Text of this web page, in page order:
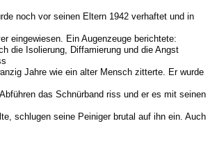
noch vor seinen Eltern 1942 verhaftet und in
eingewiesen. Ein Augenzeuge berichtete:
die Isolierung, Diffamierung und die Angst
Jahre wie ein alter Mensch zitterte. Er wurde
das Schnürband riss und er es mit seinen
schlugen seine Peiniger brutal auf ihn ein. Auch